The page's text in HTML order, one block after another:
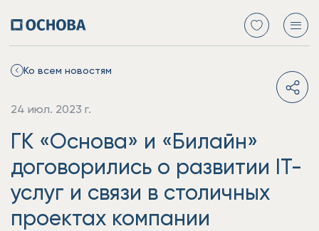
Ко всем новостям
24 июл. 2023 г.
ГК «Основа» и «Билайн»
договорились о развитии IT-
услуг и связи в столичных
проектах компании